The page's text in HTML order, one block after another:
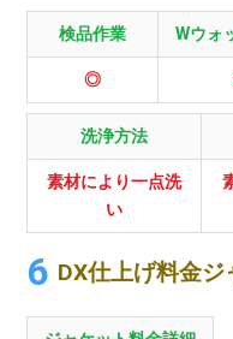
検品作業 Wウォ
◎
洗浄方法
素材により一点洗
い
DX仕上げ料金ジ